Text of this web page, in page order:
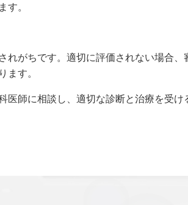
。
がちです。適切に評価されない場合、
す。
医師に相談し、適切な診断と治療を受け